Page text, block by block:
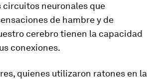
circuitos neuronales que
de hambre y de
cerebro tienen la capacidad
conexiones.
quienes utilizaron ratones en la